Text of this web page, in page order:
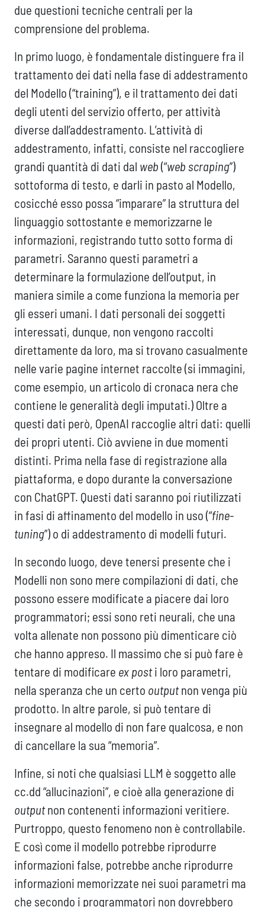
due questioni tecniche centrali per la
comprensione del problema.
In primo luogo, è fondamentale distinguere fra il
trattamento dei dati nella fase di addestramento
del Modello (“training”), e il trattamento dei dati
degli utenti del servizio offerto, per attività
diverse dall’addestramento. L’attività di
addestramento, infatti, consiste nel raccogliere
grandi quantità di dati dal web (“web scraping”)
sottoforma di testo, e darli in pasto al Modello,
cosicché esso possa “imparare” la struttura del
linguaggio sottostante e memorizzarne le
informazioni, registrando tutto sotto forma di
parametri. Saranno questi parametri a
determinare la formulazione dell’output, in
maniera simile a come funziona la memoria per
gli esseri umani. I dati personali dei soggetti
interessati, dunque, non vengono raccolti
direttamente da loro, ma si trovano casualmente
nelle varie pagine internet raccolte (si immagini,
come esempio, un articolo di cronaca nera che
contiene le generalità degli imputati.) Oltre a
questi dati però, OpenAI raccoglie altri dati: quelli
dei propri utenti. Ciò avviene in due momenti
distinti. Prima nella fase di registrazione alla
piattaforma, e dopo durante la conversazione
con ChatGPT. Questi dati saranno poi riutilizzati
in fasi di affinamento del modello in uso (“fine-
tuning”) o di addestramento di modelli futuri.
In secondo luogo, deve tenersi presente che i
Modelli non sono mere compilazioni di dati, che
possono essere modificate a piacere dai loro
programmatori; essi sono reti neurali, che una
volta allenate non possono più dimenticare ciò
che hanno appreso. Il massimo che si può fare è
tentare di modificare ex posti loro parametri,
nella speranza che un certo outputnon venga più
prodotto. In altre parole, si può tentare di
insegnare al modello di non fare qualcosa, e non
di cancellare la sua “memoria”.
Infine, si noti che qualsiasi LLM è soggetto alle
cc.dd “allucinazioni”, e cioè alla generazione di
outputnon contenenti informazioni veritiere.
Purtroppo, questo fenomeno non è controllabile.
E così come il modello potrebbe riprodurre
informazioni false, potrebbe anche riprodurre
informazioni memorizzate nei suoi parametri ma
che secondo i programmatori non dovrebbero